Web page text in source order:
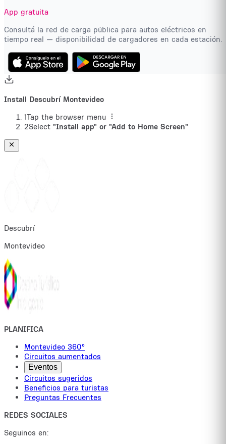
App gratuita
Consultá la red de carga pública para autos eléctricos en
tiempo real — disponibilidad de cargadores en cada estación.
Install Descubrí Montevideo
1Tap the browser menu
2Select "Install app" or "Add to Home Screen"
Descubrí
Montevideo
PLANIFICA
Montevideo 360°
Circuitos aumentados
Eventos
Circuitos sugeridos
Beneficios para turistas
Preguntas Frecuentes
REDES SOCIALES
Seguinos en: